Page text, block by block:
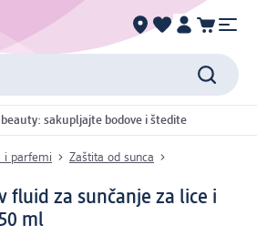
sakupljajte bodove i štedite
i parfemi
Zaštita od sunca
fluid za sunčanje za lice i
ml